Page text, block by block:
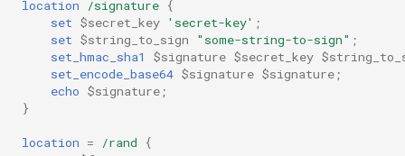
newrelic
location
/signature {
set $secret_key 'secret-key' ;
set $string_to_sign "some-string-to-sign" ;
set_hmac_sha1
$signature $secret_key
set_encode_base64 $signature $signature ;
echo $signature ;
}
location = /rand
{